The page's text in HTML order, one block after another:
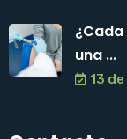
una ...
13